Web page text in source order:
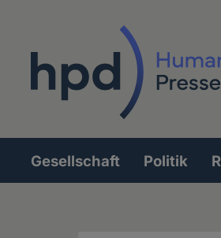
Hauptnavigation
Gesellschaft Politik